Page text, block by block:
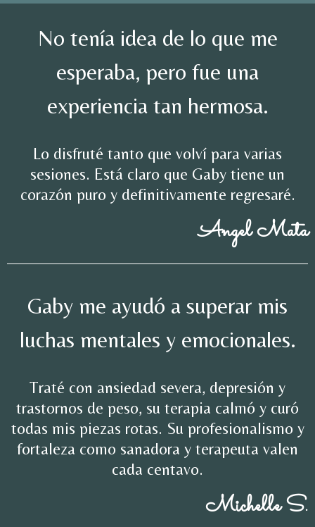
No tenía idea de lo que me
esperaba, pero fue una
experiencia tan hermosa.
Lo disfruté tanto que volví para varias
sesiones. Está claro que Gaby tiene un
corazón puro y definitivamente regresaré.
Angel Mata
Gaby me ayudó a superar mis
luchas mentales y emocionales.
Traté con ansiedad severa, depresión y
trastornos de peso, su terapia calmó y curó
todas mis piezas rotas. Su profesionalismo y
fortaleza como sanadora y terapeuta valen
cada centavo.
Michelle S.